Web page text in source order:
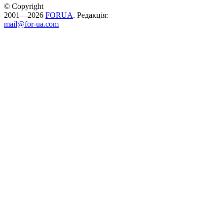
© Copyright
2001—2026 FORUA. Редакція:
mail@for-ua.com